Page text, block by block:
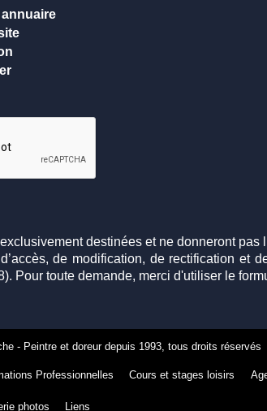
destinées et ne donneront pas
de modification, de rectification et
Pour toute demande, merci d'utiliser le
- Peintre et doreur depuis 1993 , tous droits réservés
Professionnelles Cours et stages loisirs
photos Liens